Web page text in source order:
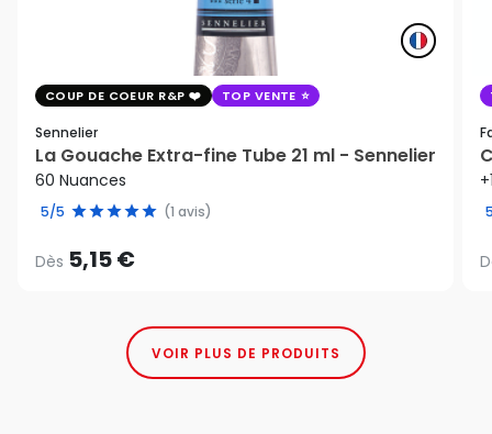
COUP DE COEUR R&P TOP VENTE
Sennelier
La Gouache Extra-fine Tube 21 ml - Sennelier
60 Nuances
5/5 (1 avis)
Dès 5,15 €
VOIR PLUS DE PRODUITS